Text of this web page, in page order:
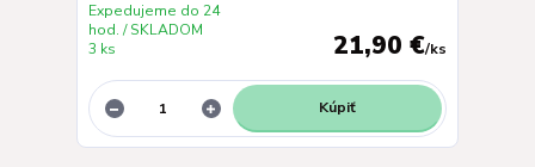
21,90 €/ks
Expedujeme do 24
hod. / SKLADOM
3 ks
Kúpiť